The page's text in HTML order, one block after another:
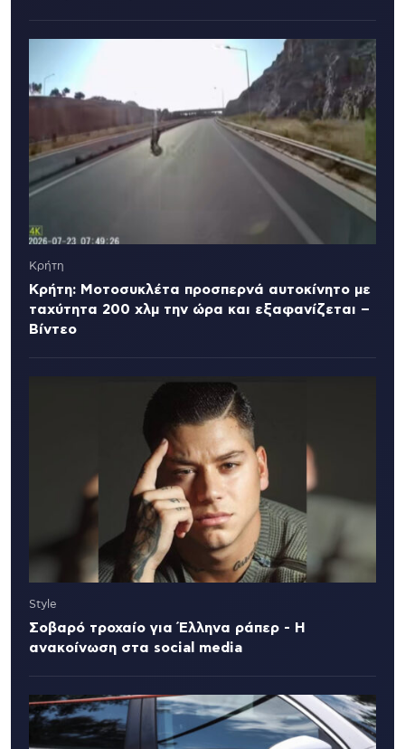
Κρήτη
Κρήτη: Μοτοσυκλέτα προσπερνά αυτοκίνητο με
ταχύτητα 200 χλμ την ώρα και εξαφανίζεται –
Βίντεο
Style
Σοβαρό τροχαίο για Έλληνα ράπερ - Η
ανακοίνωση στα social media